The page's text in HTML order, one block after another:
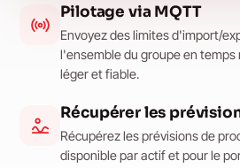
Pilotage via MQTT
Envoyez des limites d'import/
l'ensemble du groupe en temps
léger et fiable.
Récupérer les
Récupérez les prévisions de
disponible par actif et pour le